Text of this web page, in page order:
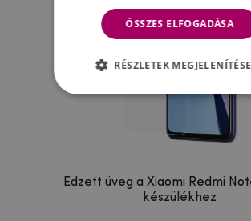
Edzett üveg a Xiaomi Redmi
készülékhez
ÖSSZES ELFOGADÁSA
RÉSZLETEK MEGJELENÍTÉSE